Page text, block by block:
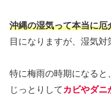
沖縄の湿気って本当に厄
目になりますが、湿気対
特に梅雨の時期になる
じっとりして カビやダニ